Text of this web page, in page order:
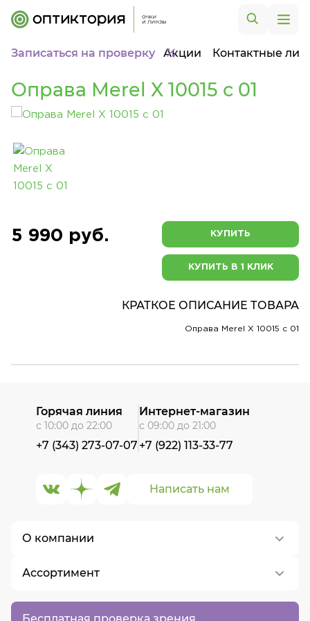
Записаться на проверку Акции Контактные
Оправа Merel X 10015 с 01
5 990 руб. КУПИТЬ
КУПИТЬ В 1 КЛИК
КРАТКОЕ ОПИСАНИЕ ТОВАРА
Оправа Merel X 10015 с 01
Бесплатная проверка зрения
О компании
О нас
Контакты
Ассортимент
Написать нам
Горячая линия
с 10:00 до 22:00
+7 (343) 273-07-07
Интернет-магазин
с 09:00 до 21:00
+7 (922) 113-33-77